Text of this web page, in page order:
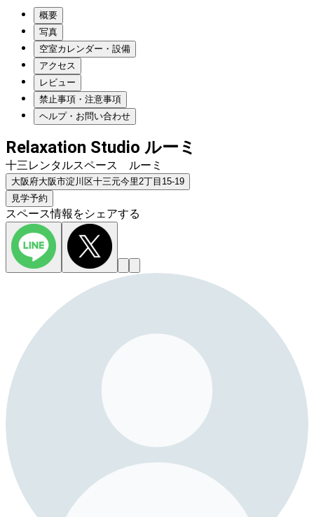
概要
写真
空室カレンダー・設備
アクセス
レビュー
禁止事項・注意事項
ヘルプ・お問い合わせ
Relaxation Studio ルーミ
十三レンタルスペース ルーミ
大阪府大阪市淀川区十三元今里2丁目15-19
見学予約
スペース情報をシェアする